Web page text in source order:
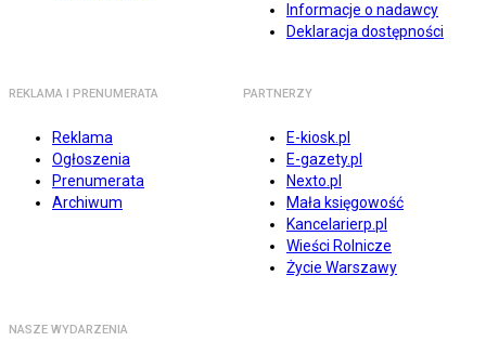
Informacje o nadawcy
Deklaracja dostępności
REKLAMA I PRENUMERATA
Reklama
Ogłoszenia
Prenumerata
Archiwum
PARTNERZY
E-kiosk.pl
E-gazety.pl
Nexto.pl
Mała księgowość
Kancelarierp.pl
Wieści Rolnicze
Życie Warszawy
NASZE WYDARZENIA